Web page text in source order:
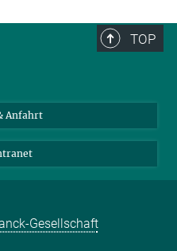
TOP
Anfahrt
Gesellschaft